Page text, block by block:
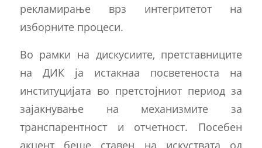
рекламирање врз интегритетот на
изборните процеси.
Во рамки на дискусиите, претставниците
на ДИК ја истакнаа посветеноста на
институцијата во претстојниот период за
зајакнување на механизмите за
транспарентност и отчетност. Посебен
акцент беше ставен на искуствата од